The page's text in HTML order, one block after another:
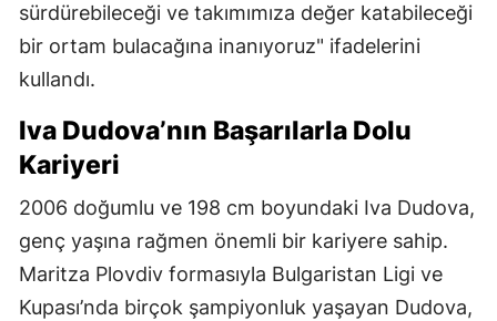
sürdürebileceği ve takımımıza değer katabileceği
bir ortam bulacağına inanıyoruz" ifadelerini
kullandı.
Iva Dudova’nın Başarılarla Dolu
Kariyeri
2006 doğumlu ve 198 cm boyundaki Iva Dudova,
genç yaşına rağmen önemli bir kariyere sahip.
Maritza Plovdiv formasıyla Bulgaristan Ligi ve
Kupası’nda birçok şampiyonluk yaşayan Dudova,